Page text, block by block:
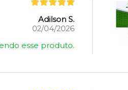
Adilson S.
02/04/2026
esse produto.